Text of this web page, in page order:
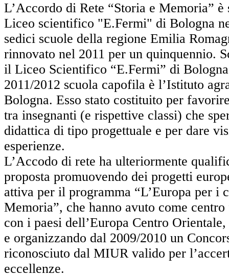
L’Accordo di Rete “Storia e Memoria”
Liceo scientifico "E.Fermi" di Bologna
sedici scuole della regione Emilia
rinnovato nel 2011 per un quinquennio.
il Liceo Scientifico “E.Fermi” di
2011/2012 scuola capofila è l’Istituto
Bologna. Esso stato costituito per
tra insegnanti (e rispettive classi) che
didattica di tipo progettuale e per dare
esperienze.
L’Accodo di rete ha ulteriormente
proposta promuovendo dei progetti
attiva per il programma “L’Europa per i
Memoria”, che hanno avuto come
con i paesi dell’Europa Centro
e organizzando dal 2009/2010 un
riconosciuto dal MIUR valido per
eccellenze.